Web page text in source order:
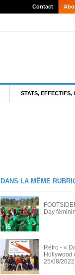
Contact
STATS, EFFECTIFS,
DANS LA MÊME
Day féminin
Rétro - «
Hollywood
25/08/2022